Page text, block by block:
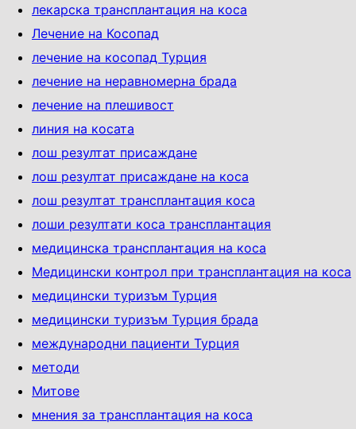
лекарска трансплантация на коса
Лечение на Косопад
лечение на косопад Турция
лечение на неравномерна брада
лечение на плешивост
линия на косата
лош резултат присаждане
лош резултат присаждане на коса
лош резултат трансплантация коса
лоши резултати коса трансплантация
медицинска трансплантация на коса
Медицински контрол при трансплантация на коса
медицински туризъм Турция
медицински туризъм Турция брада
международни пациенти Турция
методи
Митове
мнения за трансплантация на коса